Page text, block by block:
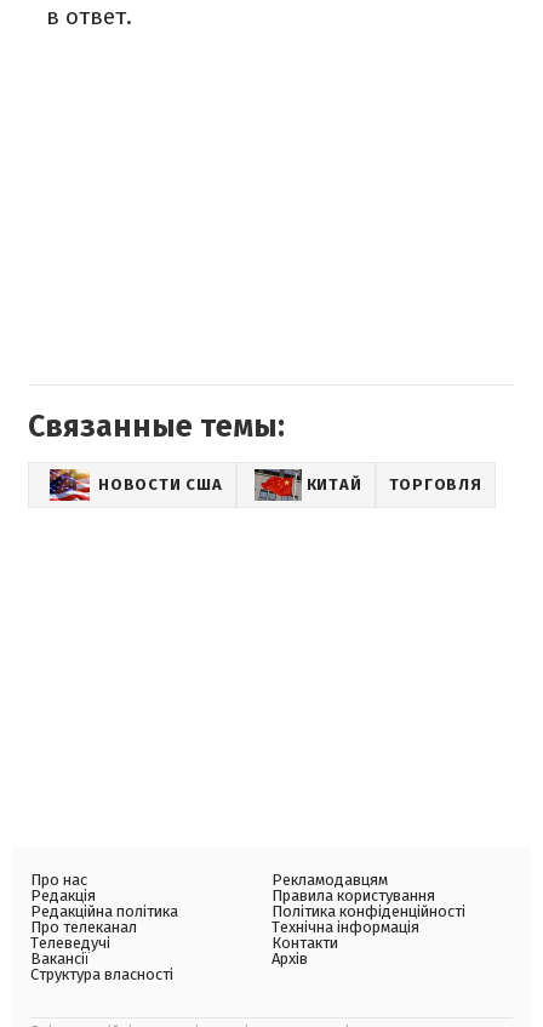
в ответ.
Связанные темы:
НОВОСТИ США КИТАЙ ТОРГОВЛЯ
Про нас
Редакція
Редакційна політика
Про телеканал
Телеведучі
Вакансії
Структура власності
Рекламодавцям
Правила користування
Політика конфіденційності
Технічна інформація
Контакти
Архів